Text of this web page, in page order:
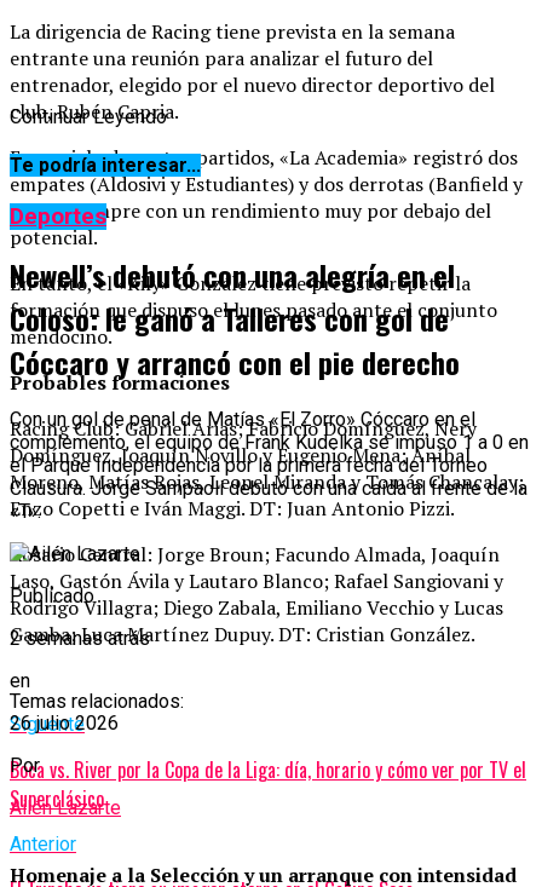
La dirigencia de Racing tiene prevista en la semana
entrante una reunión para analizar el futuro del
entrenador, elegido por el nuevo director deportivo del
club, Rubén Capria.
En su ciclo de cuatro partidos, «La Academia» registró dos
empates (Aldosivi y Estudiantes) y dos derrotas (Banfield y
River), siempre con un rendimiento muy por debajo del
potencial.
En tanto, el «Kily» González tiene previsto repetir la
formación que dispuso el lunes pasado ante el conjunto
mendocino.
Probables formaciones
Racing Club: Gabriel Arias; Fabricio Domínguez, Nery
Domínguez, Joaquín Novillo y Eugenio Mena; Aníbal
Moreno, Matías Rojas, Leonel Miranda y Tomás Chancalay;
Enzo Copetti e Iván Maggi. DT: Juan Antonio Pizzi.
Rosario Central: Jorge Broun; Facundo Almada, Joaquín
Laso, Gastón Ávila y Lautaro Blanco; Rafael Sangiovani y
Rodrigo Villagra; Diego Zabala, Emiliano Vecchio y Lucas
Gamba; Luca Martínez Dupuy. DT: Cristian González.
Temas relacionados:
Siguente
Boca vs. River por la Copa de la Liga: día, horario y cómo ver por TV el
Superclásico
Anterior
Continuar Leyendo
Te podría interesar...
Deportes
Newell’s debutó con una alegría en el
Coloso: le ganó a Talleres con gol de
Cóccaro y arrancó con el pie derecho
Con un gol de penal de Matías «El Zorro» Cóccaro en el
complemento, el equipo de Frank Kudelka se impuso 1 a 0 en
el Parque Independencia por la primera fecha del Torneo
Clausura. Jorge Sampaoli debutó con una caída al frente de la
«T».
Publicado
2 semanas atrás
en
26 julio 2026
Por
Ailén Lazarte
Homenaje a la Selección y un arranque con intensidad